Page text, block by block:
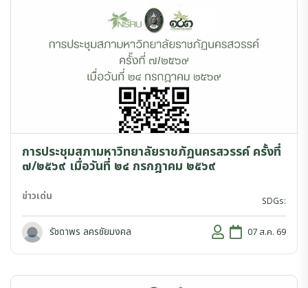
การประชุมสภามหาวิทยาลัยราชภัฏนครสวรรค์ ครั้งที่
๗/๒๕๖๙ เมื่อวันที่ ๒๔ กรกฎาคม ๒๕๖๙
ข่าวเด่น SDGs:
รัชดาพร ลครชัยมงคล 07 ส.ค. 69